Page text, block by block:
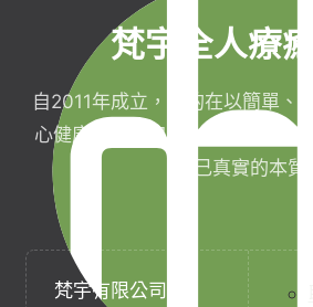
梵宇全人療
自2011年成立，目的在以簡單、
心健康，協助完成生命目標與實
自己真實的本質。
梵宇有限公司